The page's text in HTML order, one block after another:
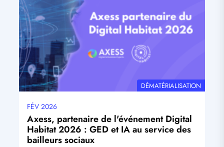
THÉMATIQUE
DÉMATÉRIALISATION
Date
mise
à
jour
FÉV 2026
Axess, partenaire de l'événement Digital
Habitat 2026 : GED et IA au service des
bailleurs sociaux